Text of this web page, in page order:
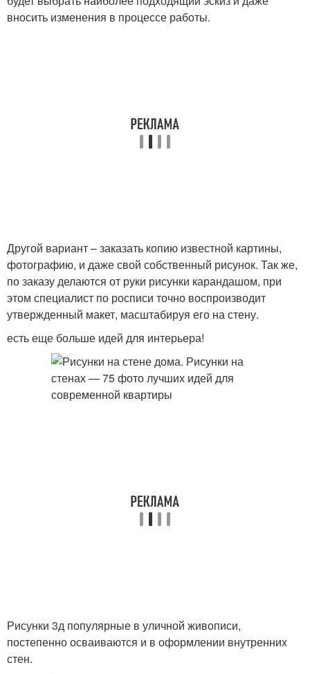
вносить изменения в процессе работы.
Другой вариант – заказать копию известной картины,
фотографию, и даже свой собственный рисунок. Так же,
по заказу делаются от руки рисунки карандашом, при
этом специалист по росписи точно воспроизводит
утвержденный макет, масштабируя его на стену.
есть еще больше идей для интерьера!
Рисунки 3д популярные в уличной живописи,
постепенно осваиваются и в оформлении внутренних
стен.